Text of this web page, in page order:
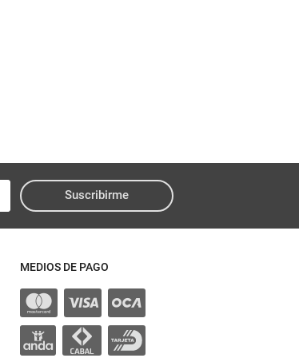
Suscribirme
MEDIOS DE PAGO